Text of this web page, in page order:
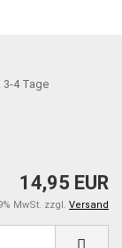
3-4 Tage
14,95 EUR
MwSt. zzgl. Versand